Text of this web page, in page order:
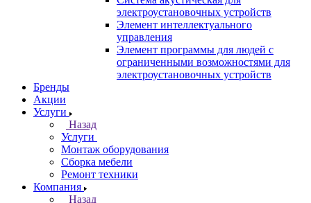
электроустановочных устройств
Элемент интеллектуального
управления
Элемент программы для людей с
ограниченными возможностями для
электроустановочных устройств
Бренды
Акции
Услуги
Назад
Услуги
Монтаж оборудования
Сборка мебели
Ремонт техники
Компания
Назад